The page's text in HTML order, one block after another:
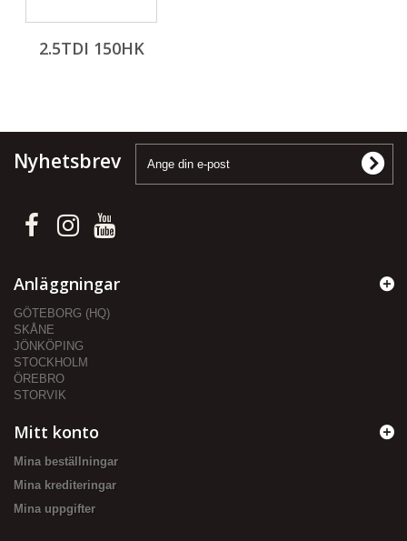
2.5TDI 150HK
Nyhetsbrev
Anläggningar
GÖTEBORG (HQ)
SKÅNE
JÖNKÖPING
STOCKHOLM
ÖREBRO
STORVIK
Mitt konto
Mina beställningar
Mina krediteringar
Mina uppgifter